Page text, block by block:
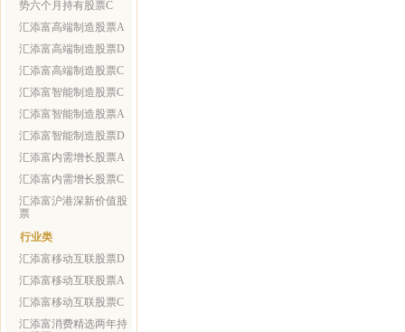
势六个月持有股票C
汇添富高端制造股票A
汇添富高端制造股票D
汇添富高端制造股票C
汇添富智能制造股票C
汇添富智能制造股票A
汇添富智能制造股票D
汇添富内需增长股票A
汇添富内需增长股票C
汇添富沪港深新价值股
票
行业类
汇添富移动互联股票D
汇添富移动互联股票A
汇添富移动互联股票C
汇添富消费精选两年持